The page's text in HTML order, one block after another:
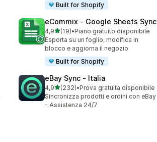
Built for Shopify
eCommix ‑ Google Sheets Sync
4,9stelle su 5
(19)
19 recensioni totali
•Piano gratuito disponibile
Esporta su un foglio, modifica in
blocco e aggiorna il negozio
Built for Shopify
eBay Sync ‑ Italia
4,9stelle su 5
(232)
232 recensioni totali
•Prova gratuita disponibile
Sincronizza prodotti e ordini con eBay
- Assistenza 24/7